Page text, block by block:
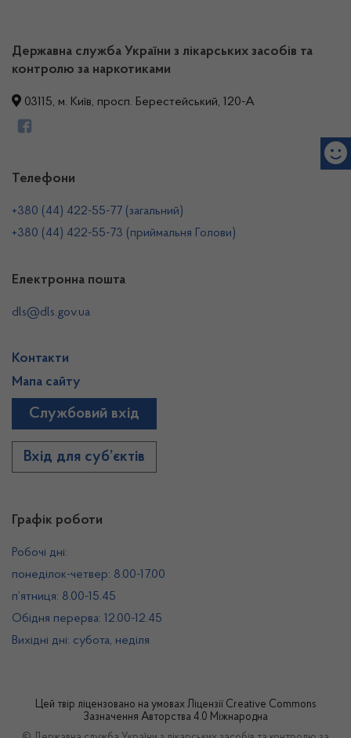
Державна служба України з лікарських засобів та
контролю за наркотиками
03115, м. Київ, просп. Берестейський, 120-А
Графік роботи
Робочі дні:
понеділок-четвер: 8.00-17.00
п’ятниця: 8.00-15.45
Обідня перерва: 12.00-12.45
Вихідні дні: субота, неділя
Телефони
+380 (44) 422-55-77 (загальний)
+380 (44) 422-55-73 (приймальня Голови)
Електронна пошта
dls@dls.gov.ua
Контакти
Мапа сайту
Службовий вхід
Вхід для суб’єктів
Цей твір ліцензовано на умовах Ліцензії Creative Commons
Зазначення Авторства 4.0 Міжнародна